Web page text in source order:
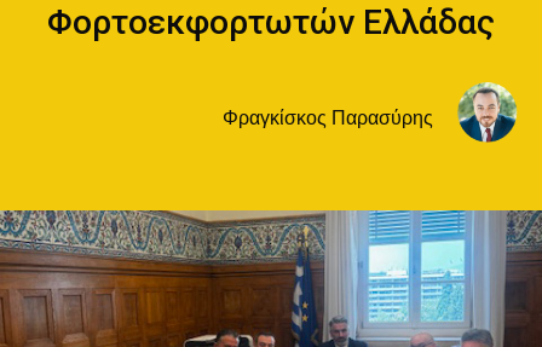
Φορτοεκφορτωτών Ελλάδας
Φραγκίσκος Παρασύρης